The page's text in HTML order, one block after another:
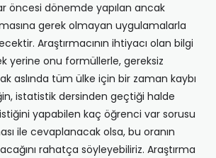
öncesi dönemde yapılan ancak
gerek olmayan uygulamalarla
Araştırmacının ihtiyacı olan bilgi
yerine onu formüllerle, gereksiz
aslında tüm ülke için bir zaman kaybı
istatistik dersinden geçtiği halde
yapabilen kaç öğrenci var sorusu
ile cevaplanacak olsa, bu oranın
rahatça söyleyebiliriz. Araştırma